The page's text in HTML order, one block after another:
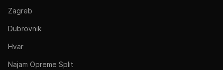
Zagreb
Dubrovnik
Hvar
Najam Opreme Split